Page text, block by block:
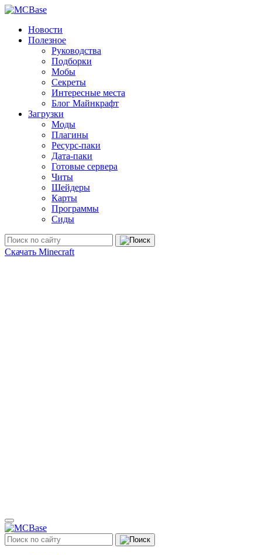
Новости
Полезное
Руководства
Подборки
Мобы
Секреты
Интересные места
Блог Майнкрафт
Загрузки
Моды
Плагины
Ресурс-паки
Дата-паки
Готовые сервера
Читы
Шейдеры
Карты
Программы
Сиды
Скачать Minecraft